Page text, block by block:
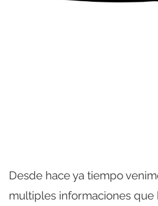
Desde hace ya tiempo
multiples informaciones que